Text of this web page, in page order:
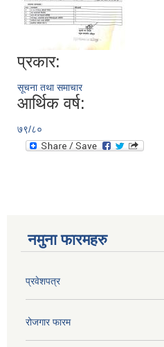
प्रकार:
सूचना तथा समाचार
आर्थिक वर्ष:
७९/८०
नमुना फारमहरु
प्रवेशपत्र
रोजगार फारम